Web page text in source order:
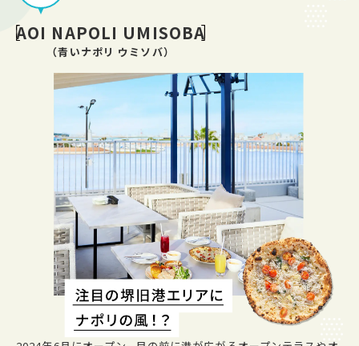
AOI NAPOLI UMISOBA
（青いナポリ ウミソバ）